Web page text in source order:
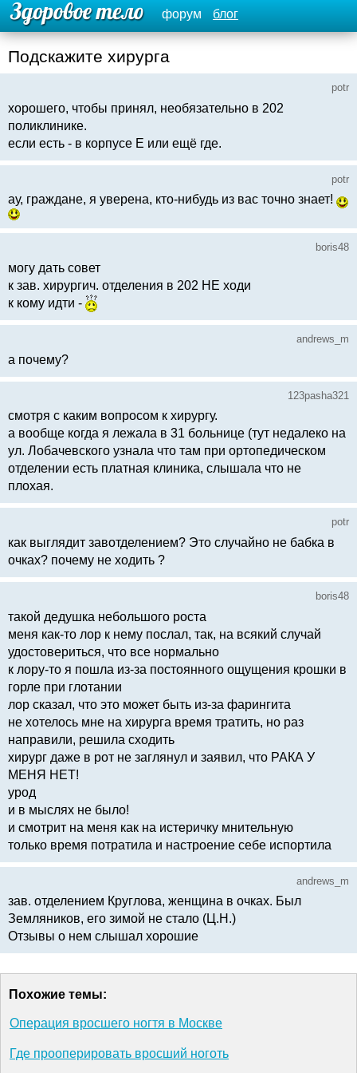
форум блог
Подскажите хирурга
potr
хорошего, чтобы принял, необязательно в 202
поликлинике.
если есть - в корпусе Е или ещё где.
potr
ау, граждане, я уверена, кто-нибудь из вас точно знает!
boris48
могу дать совет
к зав. хирургич. отделения в 202 НЕ ходи
к кому идти -
andrews_m
а почему?
123pasha321
смотря с каким вопросом к хирургу.
а вообще когда я лежала в 31 больнице (тут недалеко на
ул. Лобачевского узнала что там при ортопедическом
отделении есть платная клиника, слышала что не
плохая.
potr
как выглядит завотделением? Это случайно не бабка в
очках? почему не ходить ?
boris48
такой дедушка небольшого роста
меня как-то лор к нему послал, так, на всякий случай
удостовериться, что все нормально
к лору-то я пошла из-за постоянного ощущения крошки в
горле при глотании
лор сказал, что это может быть из-за фарингита
не хотелось мне на хирурга время тратить, но раз
направили, решила сходить
хирург даже в рот не заглянул и заявил, что РАКА У
МЕНЯ НЕТ!
урод
и в мыслях не было!
и смотрит на меня как на истеричку мнительную
только время потратила и настроение себе испортила
andrews_m
зав. отделением Круглова, женщина в очках. Был
Земляников, его зимой не стало (Ц.Н.)
Отзывы о нем слышал хорошие
Похожие темы:
Операция вросшего ногтя в Москве
Где прооперировать вросший ноготь